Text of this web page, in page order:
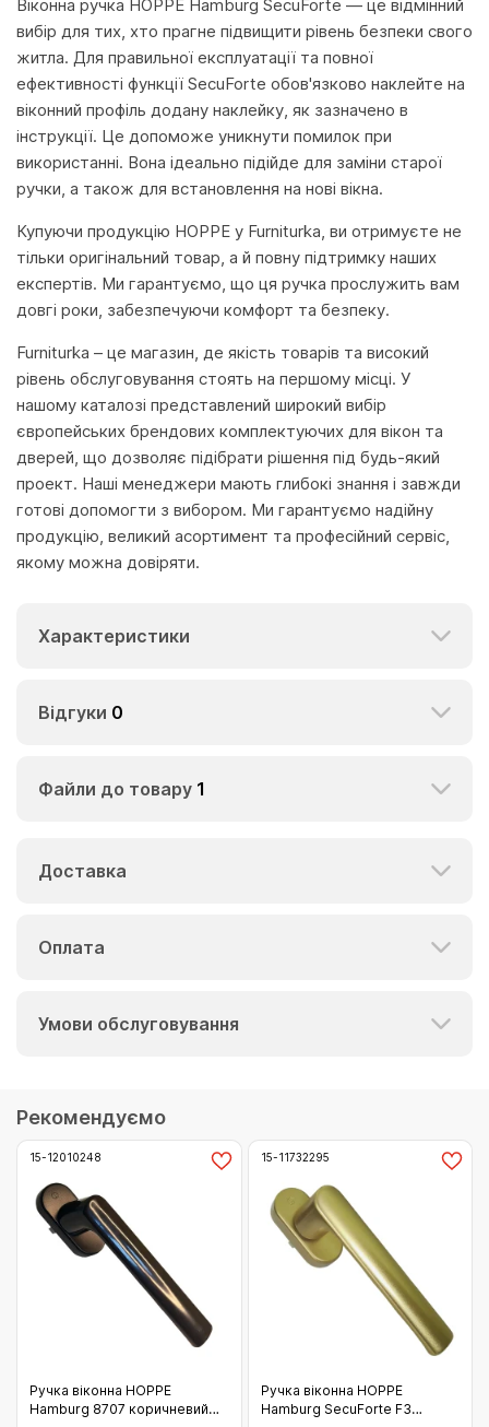
Віконна ручка HOPPE Hamburg SecuForte — це відмінний
вибір для тих, хто прагне підвищити рівень безпеки свого
житла. Для правильної експлуатації та повної
ефективності функції SecuForte обов'язково наклейте на
віконний профіль додану наклейку, як зазначено в
інструкції. Це допоможе уникнути помилок при
використанні. Вона ідеально підійде для заміни старої
ручки, а також для встановлення на нові вікна.
Купуючи продукцію HOPPE у Furniturka, ви отримуєте не
тільки оригінальний товар, а й повну підтримку наших
експертів. Ми гарантуємо, що ця ручка прослужить вам
довгі роки, забезпечуючи комфорт та безпеку.
Furniturka – це магазин, де якість товарів та високий
рівень обслуговування стоять на першому місці. У
нашому каталозі представлений широкий вибір
європейських брендових комплектуючих для вікон та
дверей, що дозволяє підібрати рішення під будь-який
проект. Наші менеджери мають глибокі знання і завжди
готові допомогти з вибором. Ми гарантуємо надійну
продукцію, великий асортимент та професійний сервіс,
якому можна довіряти.
Характеристики
Відгуки 0
Файли до товару 1
Доставка
Оплата
Умови обслуговування
Рекомендуємо
15-12010248
Ручка віконна HOPPE
Hamburg 8707 коричневий
15-11732295
Ручка віконна HOPPE
Hamburg SecuForte F3